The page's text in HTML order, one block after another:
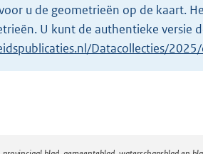
u de geometrieën op de kaart.
U kunt de authentieke versie
Datacollecties/